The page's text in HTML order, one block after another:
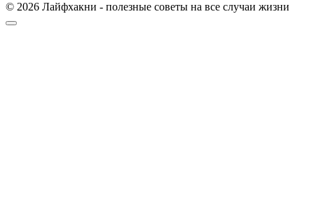
© 2026 Лайфхакни - полезные советы на все случаи жизни